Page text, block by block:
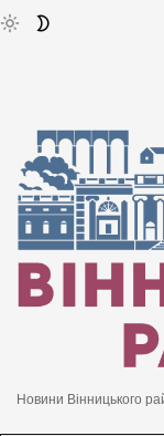
Новини Вінницького